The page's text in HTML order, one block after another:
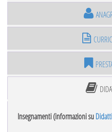
Insegnamenti (informazioni su